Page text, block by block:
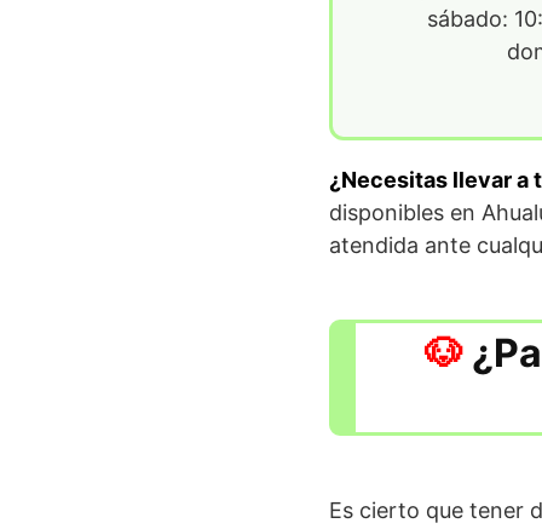
sábado:
¿Necesitas llevar a
disponibles en
atendida ante
Es cierto que tener